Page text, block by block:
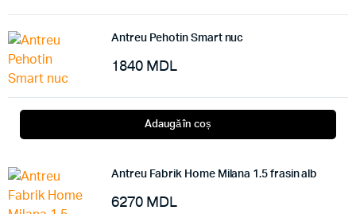
Antreu Pehotin Smart nuc
1840 MDL
Adaugă în coș
Antreu Fabrik Home Milana 1.5 frasin alb
6270 MDL